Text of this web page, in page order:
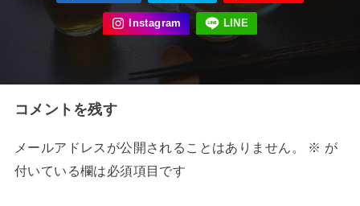
コメントを残す
メールアドレスが公開されることはありません。 ※ が
付いている欄は必須項目です